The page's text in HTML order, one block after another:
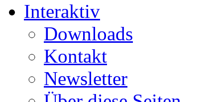
Interaktiv
Downloads
Kontakt
Newsletter